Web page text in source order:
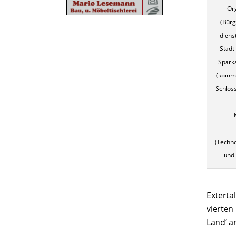
Stadt
und
vierten
Land‘